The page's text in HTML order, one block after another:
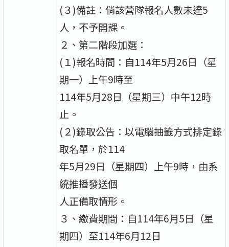
(３)備註：倘該營隊報名人數未達5
人，不予開課。
２、第二階段加選：
(１)報名時間：自114年5月26日（星
期一）上午9時至
114年5月28日（星期三）中午12時
止。
(２)錄取公告：以電腦抽籤方式排定錄
取名單，於114
年5月29日（星期四）上午9時，由系
統推播發送個
人正備取情形。
３、繳費期間：自114年6月5日（星
期四）至114年6月12日